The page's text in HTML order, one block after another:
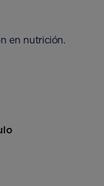
en nutrición.